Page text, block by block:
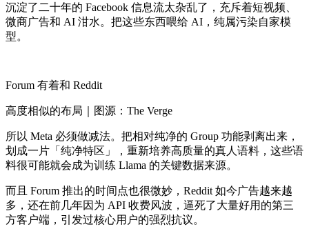
沉淀了二十年的 Facebook 信息流太杂乱了，充斥着短视频、
微商广告和 AI 泔水。把这些东西喂给 AI，纯属污染自家模
型。
Forum 有着和 Reddit
高度相似的布局｜图源：The Verge
所以 Meta 必须做减法。把相对纯净的 Group 功能剥离出来，
划成一片「纯净特区」，重新培养高质量的真人语料，这些语
料很可能就会成为训练 Llama 的关键数据来源。
而且 Forum 推出的时间点也很微妙，Reddit 如今广告越来越
多，还在前几年因为 API 收费风波，逼死了大量好用的第三
方客户端，引发过核心用户的强烈抗议。